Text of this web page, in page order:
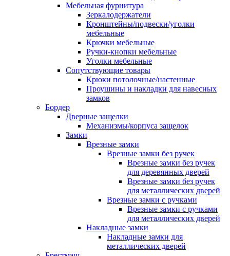
Мебельная фурнитура
Зеркалодержатели
Кронштейны/подвески/уголки
мебельные
Крючки мебельные
Ручки-кнопки мебельные
Уголки мебельные
Сопутствующие товары
Крюки потолочные/настенные
Проушины и накладки для навесных
замков
Бордер
Дверные защелки
Механизмы/корпуса защелок
Замки
Врезные замки
Врезные замки без ручек
Врезные замки без ручек
для деревянных дверей
Врезные замки без ручек
для металлических дверей
Врезные замки с ручками
Врезные замки с ручками
для металлических дверей
Накладные замки
Накладные замки для
металлических дверей